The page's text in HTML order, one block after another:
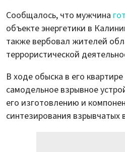
Сообщалось, что мужчина
объекте энергетики в
также вербовал жителей
террористической
В ходе обыска в его
самодельное взрывное
его изготовлению и
синтезирования взрывчатых